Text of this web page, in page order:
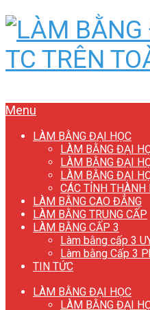
Menu
LÀM BẰNG ĐẠI HỌC
LÀM BẰNG ĐẠI
LÀM BẰNG ĐẠI
LÀM BẰNG ĐẠI
CÁC TỈNH THÀNH
LÀM BẰNG CAO ĐẲNG
LÀM BẰNG TRUNG CẤP
LÀM BẰNG CẤP 3
Làm bằng cấp 3
Làm bằng Cấp 3
TIN TỨC
LÀM BẰNG ĐẠI HỌC
LÀM BẰNG ĐẠI